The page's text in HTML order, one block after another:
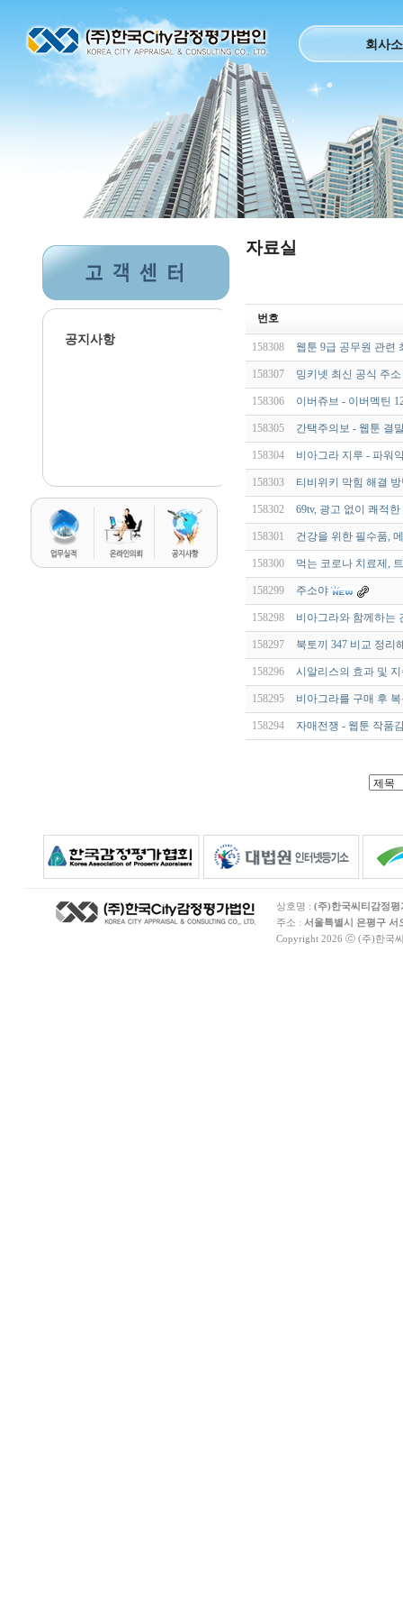
회사
공지사항
자료실
번호
158308 웹툰 9급 공무원 관련
158307 밍키넷 최신 공식 주
158306 이버쥬브 - 이버멕틴
158305 간택주의보 - 웹툰 결
158304 비아그라 지루 - 파워
158303 티비위키 막힘 해결
158302 69tv, 광고 없이 쾌적
158301 건강을 위한 필수품,
158300 먹는 코로나 치료제,
158299 주소야
158298 비아그라와 함께하는
158297 북토끼 347 비교 정리
158296 시알리스의 효과 및
158295 비아그라를 구매 후
158294 자매전쟁 - 웹툰 작품
상호명 : (주)한국씨티감정평
주소 : 서울특별시 은평구 서
Copyright 2026 ⓒ (주)한국